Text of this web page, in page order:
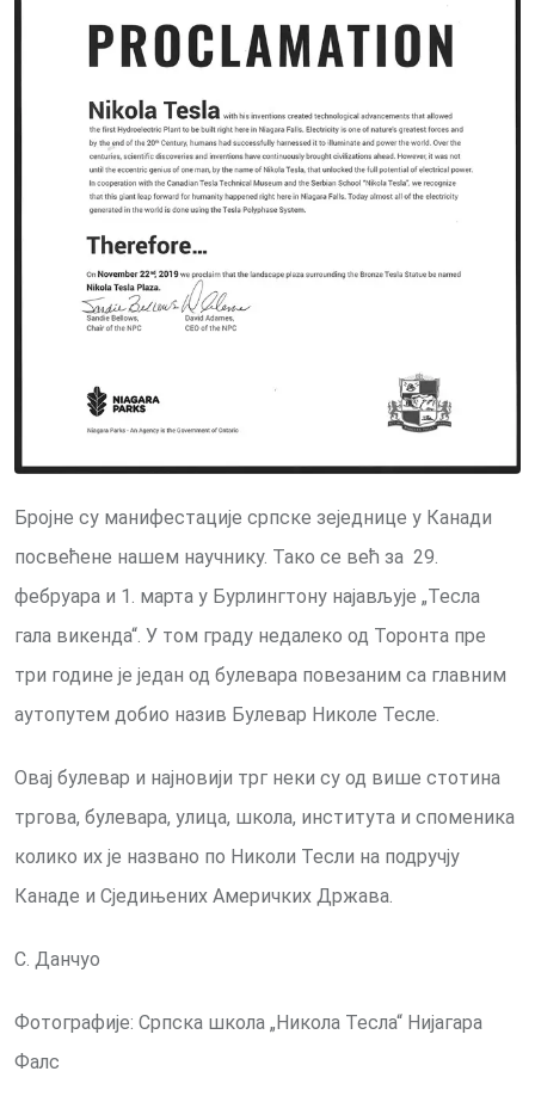
Бројне су манифестације српске зеједнице у Канади
посвећене нашем научнику. Тако се већ за 29.
фебруара и 1. марта у Бурлингтону најављује „Тесла
гала викенда“. У том граду недалеко од Торонта пре
три године је један од булевара повезаним са главним
аутопутем добио назив Булевар Николе Тесле.
Овај булевар и најновији трг неки су од више стотина
тргова, булевара, улица, школа, института и споменика
колико их је названо по Николи Тесли на подручју
Канаде и Сједињених Америчких Држава.
С. Данчуо
Фотографије: Српска школа „Никола Тесла“ Нијагара
Фалс